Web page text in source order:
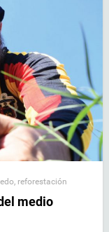
, reforestación
medio